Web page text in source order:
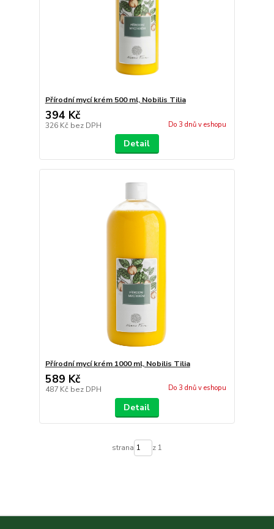
Přírodní mycí krém 500 ml, Nobilis Tilia
394 Kč
326 Kč bez DPH Do 3 dnů v eshopu
Detail
Přírodní mycí krém 1000 ml, Nobilis Tilia
589 Kč
487 Kč bez DPH Do 3 dnů v eshopu
Detail
strana z 1